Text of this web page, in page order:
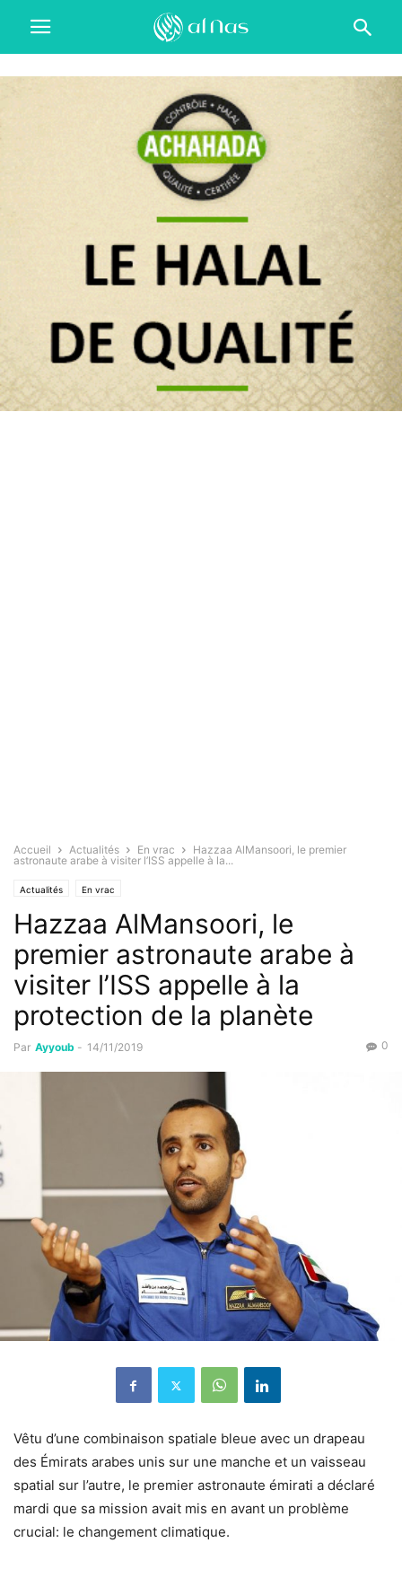
Accueil Actualités En vrac
Hazzaa AlMansoori, le premier
astronaute arabe à visiter l’ISS appelle à la...
Actualités En vrac
Hazzaa AlMansoori, le
premier astronaute arabe à
visiter l’ISS appelle à la
protection de la planète
Par Ayyoub - 14/11/2019 0
Vêtu d’une combinaison spatiale bleue avec un drapeau
des Émirats arabes unis sur une manche et un vaisseau
spatial sur l’autre, le premier astronaute émirati a déclaré
mardi que sa mission avait mis en avant un problème
crucial: le changement climatique.